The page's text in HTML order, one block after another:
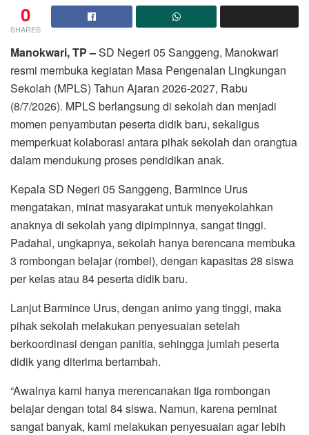
0
SHARES
Manokwari, TP –SD Negeri 05 Sanggeng, Manokwari
resmi membuka kegiatan Masa Pengenalan Lingkungan
Sekolah (MPLS) Tahun Ajaran 2026-2027, Rabu
(8/7/2026). MPLS berlangsung di sekolah dan menjadi
momen penyambutan peserta didik baru, sekaligus
memperkuat kolaborasi antara pihak sekolah dan orangtua
dalam mendukung proses pendidikan anak.
Kepala SD Negeri 05 Sanggeng, Barmince Urus
mengatakan, minat masyarakat untuk menyekolahkan
anaknya di sekolah yang dipimpinnya, sangat tinggi.
Padahal, ungkapnya, sekolah hanya berencana membuka
3 rombongan belajar (rombel), dengan kapasitas 28 siswa
per kelas atau 84 peserta didik baru.
Lanjut Barmince Urus, dengan animo yang tinggi, maka
pihak sekolah melakukan penyesuaian setelah
berkoordinasi dengan panitia, sehingga jumlah peserta
didik yang diterima bertambah.
“Awalnya kami hanya merencanakan tiga rombongan
belajar dengan total 84 siswa. Namun, karena peminat
sangat banyak, kami melakukan penyesuaian agar lebih